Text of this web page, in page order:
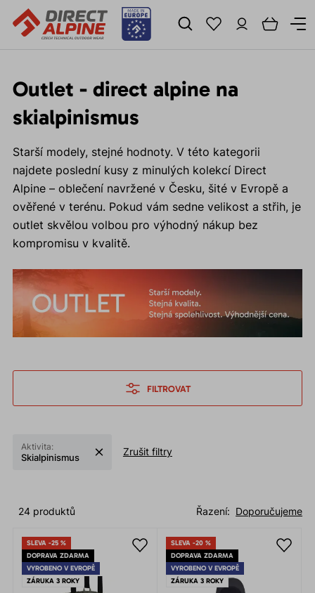
Outlet - direct alpine na
skialpinismus
Starší modely, stejné hodnoty. V této kategorii
najdete poslední kusy z minulých kolekcí Direct
Alpine – oblečení navržené v Česku, šité v Evropě a
ověřené v terénu. Pokud vám sedne velikost a střih, je
outlet skvělou volbou pro výhodný nákup bez
kompromisu v kvalitě.
FILTROVAT
Aktivita:
Skialpinismus Zrušit filtry
Doporučujeme
Řazení:
24 produktů
SLEVA -25 %
DOPRAVA ZDARMA
VYROBENO V EVROPĚ
ZÁRUKA 3 ROKY
SLEVA -20 %
DOPRAVA ZDARMA
VYROBENO V EVROPĚ
ZÁRUKA 3 ROKY